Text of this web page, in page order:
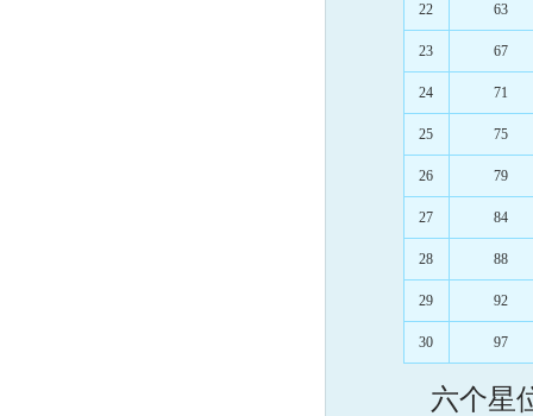
22 63
23 67
24 71
25 75
26 79
27 84
28 88
29 92
30 97
六个星位